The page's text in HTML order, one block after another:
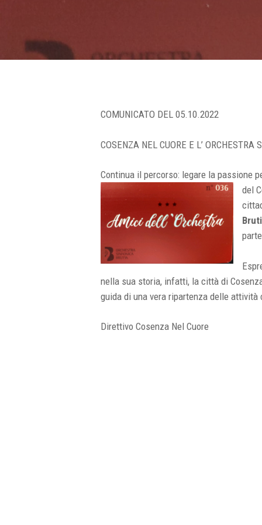
COMUNICATO DEL 05.10.2022
COSENZA NEL CUORE E L’ ORCHESTRA
Continua il percorso: legare la passione
del
nella sua storia, infatti, la città di
guida di una vera ripartenza delle attività
Direttivo Cosenza Nel Cuore